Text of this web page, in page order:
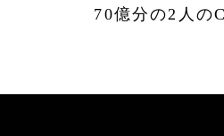
70億分の2人の